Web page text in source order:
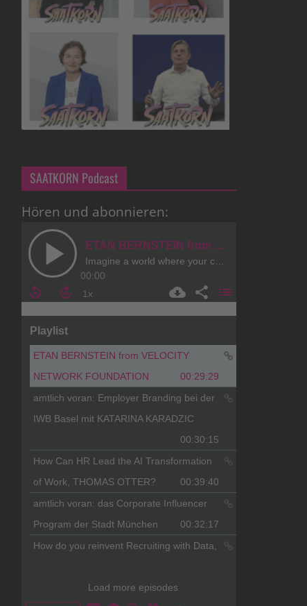
SAATKORN Podcast
Hören und abonnieren: